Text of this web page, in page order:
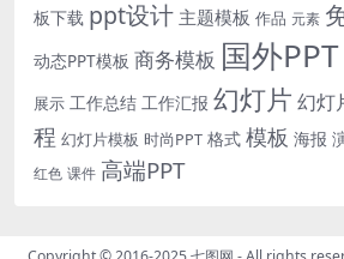
板下载 ppt设计 主题模板 作品 元素
动态PPT模板 商务模板 国外PPT
展示 工作总结 工作汇报 幻灯片 幻灯
程 幻灯片模板 时尚PPT 格式 模板 海报
红色 课件 高端PPT